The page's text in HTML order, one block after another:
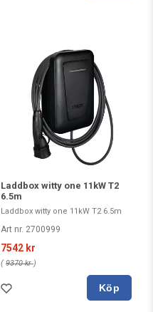
Laddbox witty one 11kW T2
6.5m
Laddbox witty one 11kW T2 6.5m
Art nr. 2700999
7542 kr
( 9370 kr)
Köp